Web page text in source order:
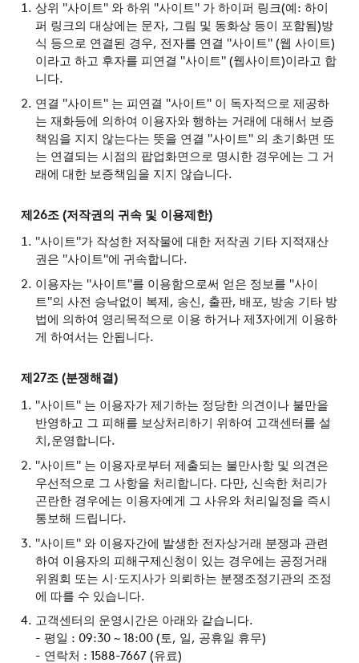
상위 "사이트" 와 하위 "사이트" 가 하이퍼 링크(예: 하이
퍼 링크의 대상에는 문자, 그림 및 동화상 등이 포함됨)방
식 등으로 연결된 경우, 전자를 연결 "사이트" (웹 사이트)
이라고 하고 후자를 피연결 "사이트" (웹사이트)이라고 합
니다.
연결 "사이트" 는 피연결 "사이트" 이 독자적으로 제공하
는 재화등에 의하여 이용자와 행하는 거래에 대해서 보증
책임을 지지 않는다는 뜻을 연결 "사이트" 의 초기화면 또
는 연결되는 시점의 팝업화면으로 명시한 경우에는 그 거
래에 대한 보증책임을 지지 않습니다.
제26조 (저작권의 귀속 및 이용제한)
"사이트"가 작성한 저작물에 대한 저작권 기타 지적재산
권은 "사이트"에 귀속합니다.
이용자는 "사이트"를 이용함으로써 얻은 정보를 "사이
트"의 사전 승낙없이 복제, 송신, 출판, 배포, 방송 기타 방
법에 의하여 영리목적으로 이용 하거나 제3자에게 이용하
게 하여서는 안됩니다.
제27조 (분쟁해결)
"사이트" 는 이용자가 제기하는 정당한 의견이나 불만을
반영하고 그 피해를 보상처리하기 위하여 고객센터를 설
치,운영합니다.
"사이트" 는 이용자로부터 제출되는 불만사항 및 의견은
우선적으로 그 사항을 처리합니다. 다만, 신속한 처리가
곤란한 경우에는 이용자에게 그 사유와 처리일정을 즉시
통보해 드립니다.
"사이트" 와 이용자간에 발생한 전자상거래 분쟁과 관련
하여 이용자의 피해구제신청이 있는 경우에는 공정거래
위원회 또는 시·도지사가 의뢰하는 분쟁조정기관의 조정
에 따를 수 있습니다.
고객센터의 운영시간은 아래와 같습니다.
평일 : 09:30 ~ 18:00 (토, 일, 공휴일 휴무)
연락처 : 1588-7667 (유료)